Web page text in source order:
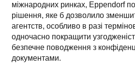
міжнародних ринках, Eppendorf
рішення, яке б дозволило
агентств, особливо в разі
одночасно покращити
безпечне поводження з
документами.